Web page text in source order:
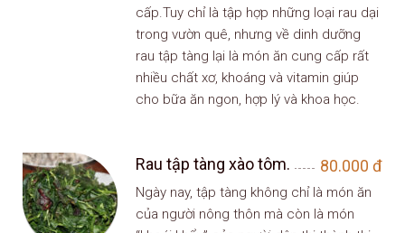
cấp.Tuy chỉ là tập hợp những loại rau dại
trong vườn quê, nhưng về dinh dưỡng
rau tập tàng lại là món ăn cung cấp rất
nhiều chất xơ, khoáng và vitamin giúp
cho bữa ăn ngon, hợp lý và khoa học.
80.000 đ
Rau tập tàng xào tôm.
Ngày nay, tập tàng không chỉ là món ăn
của người nông thôn mà còn là món